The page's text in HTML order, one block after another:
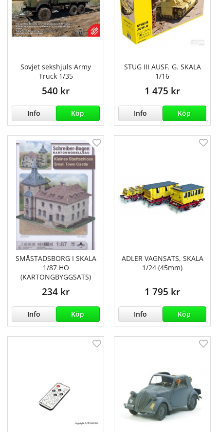
Sovjet sekshjuls Army
Truck 1/35
540 kr
Info Köp
STUG III AUSF. G. SKALA
1/16
1 475 kr
Info Köp
SMÅSTADSBORG I SKALA
1/87 HO
(KARTONGBYGGSATS)
234 kr
Info Köp
ADLER VAGNSATS, SKALA
1/24 (45mm)
1 795 kr
Info Köp